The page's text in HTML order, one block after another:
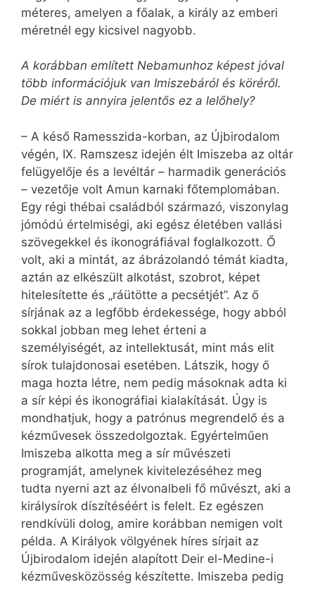
méteres, amelyen a főalak, a király az emberi
méretnél egy kicsivel nagyobb.
A korábban említett Nebamunhoz képest jóval
több információjuk van Imiszebáról és köréről.
De miért is annyira jelentős ez a lelőhely?
– A késő Ramesszida-korban, az Újbirodalom
végén, IX. Ramszesz idején élt Imi­szeba az oltár
felügyelője és a levéltár – harmadik generációs
– vezetője volt Amun karnaki főtemplomában.
Egy régi thébai családból származó, viszonylag
jómódú értelmiségi, aki egész életében vallási
szövegekkel és ikonográfiával foglalkozott. Ő
volt, aki a mintát, az ábrázolandó témát kiadta,
aztán az elkészült alkotást, szobrot, képet
hitelesítette és „ráütötte a pecsétjét”. Az ő
sírjának az a legfőbb érdekessége, hogy abból
sokkal jobban meg lehet érteni a
személyiségét, az intellektusát, mint más elit
sírok tulajdonosai esetében. Látszik, hogy ő
maga hozta létre, nem pedig másoknak adta ki
a sír képi és ikonográfiai kialakítását. Úgy is
mondhatjuk, hogy a patrónus megrendelő és a
kézművesek összedolgoztak. Egyértelműen
Imiszeba alkotta meg a sír művészeti
programját, amelynek kivitelezéséhez meg
tudta nyerni azt az élvonalbeli fő művészt, aki a
királysírok díszítéséért is felelt. Ez egészen
rendkívüli dolog, amire korábban nemigen volt
példa. A Királyok völgyének híres sírjait az
Újbirodalom idején alapított Deir el-Medine-i
kézművesközösség készítette. Imiszeba pedig